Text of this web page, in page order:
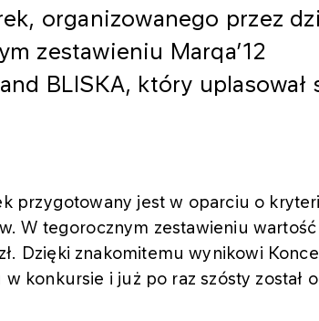
organizowanego przez
zestawieniu Marqa’12
BLISKA, który uplasował
przygotowany jest w oparciu o
W tegorocznym zestawieniu
Dzięki znakomitemu wynikowi
konkursie i już po raz szósty został